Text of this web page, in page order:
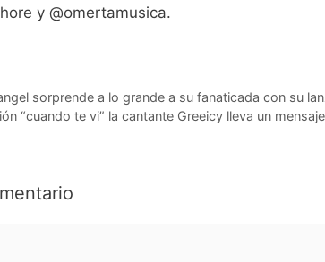
y @omertamusica.
sorprende a lo grande a su fanaticada con su
“cuando te vi” la cantante Greeicy lleva un